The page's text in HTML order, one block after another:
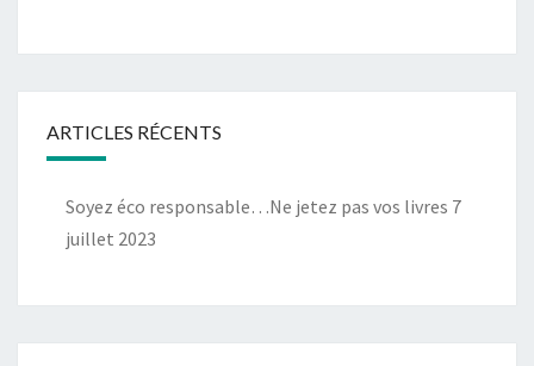
ARTICLES RÉCENTS
Soyez éco responsable…Ne jetez pas vos livres 7
juillet 2023